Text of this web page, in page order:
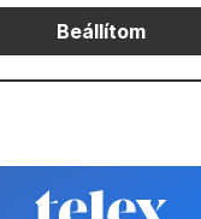
Beállítom